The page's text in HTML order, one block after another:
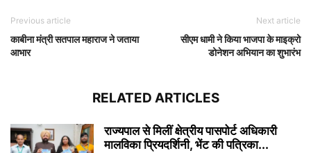
Previous article
काबीना मंत्री सतपाल महाराज ने जताया
आभार
Next article
सीएम धामी ने किया भाजपा के माइक्रो
डोनेशन अभियान का शुभारंभ
RELATED ARTICLES
राज्यपाल से मिलीं क्षेत्रीय पासपोर्ट अधिकारी
मालविका प्रियदर्शिनी, भेंट की पत्रिका...